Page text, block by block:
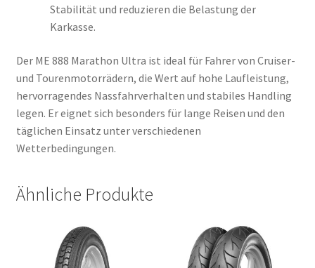
Stabilität und reduzieren die Belastung der
Karkasse.
Der ME 888 Marathon Ultra ist ideal für Fahrer von Cruiser-
und Tourenmotorrädern, die Wert auf hohe Laufleistung,
hervorragendes Nassfahrverhalten und stabiles Handling
legen. Er eignet sich besonders für lange Reisen und den
täglichen Einsatz unter verschiedenen
Wetterbedingungen.
Ähnliche Produkte